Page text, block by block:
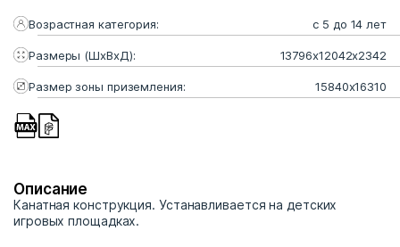
Возрастная категория: с 5 до 14 лет
Размеры (ШхВхД): 13796х12042х2342
Размер зоны приземления: 15840х16310
Описание
Канатная конструкция. Устанавливается на детских
игровых площадках.